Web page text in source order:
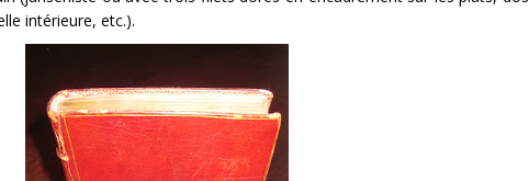
intérieure, etc.).